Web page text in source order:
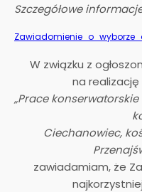
Szczegółowe
W związku z
na
„Prace
Ciechanowiec,
zawiadamiam, że